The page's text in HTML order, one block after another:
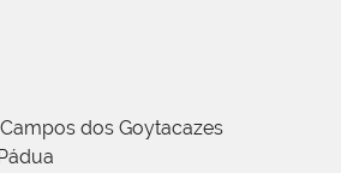
dos Goytacazes